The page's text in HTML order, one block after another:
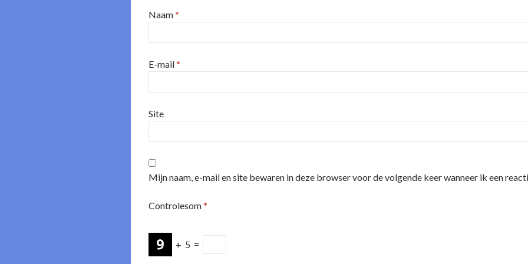
Naam*
E-mail*
Site
Mijn naam, e-mail en site bewaren in deze browser voor de volgende keer wanneer ik een
Controlesom*
+ 5 =